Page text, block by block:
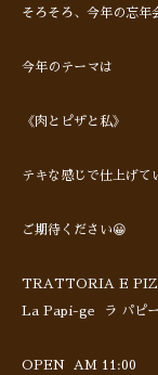
そろそろ、今年の忘年
今年のテーマは
《肉とピザと私》
テキな感じで仕上げて
ご期待ください😀
TRATTORIA E
La Papi-ge ラ パピー
OPEN AM 11:00